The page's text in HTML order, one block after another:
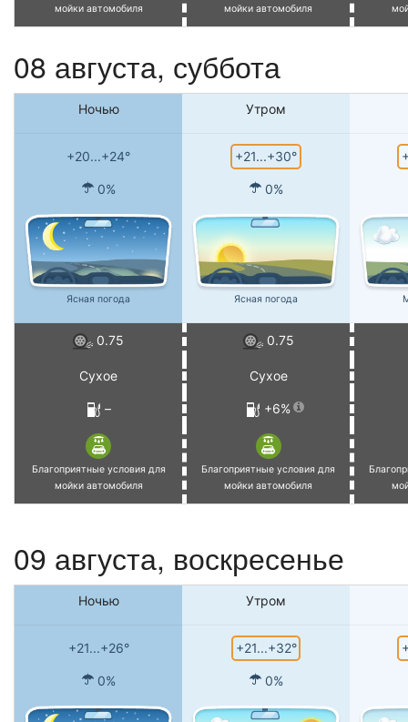
мойки автомобиля
мойки автомобиля
08 августа, суббота
Ночью Утром
+20...+24° +21...+30°
0% 0%
Ясная погода Ясная погода
0.75 0.75
Сухое Сухое
– +6%
Благоприятные условия для
мойки автомобиля
Благоприятные условия для
мойки автомобиля
09 августа, воскресенье
Ночью Утром
+21...+26° +21...+32°
0% 0%